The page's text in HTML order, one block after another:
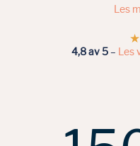
Les
4,8 av 5–